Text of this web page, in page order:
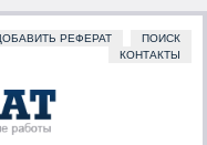
РЕФЕРАТ
ПОИСК
КОНТАКТЫ